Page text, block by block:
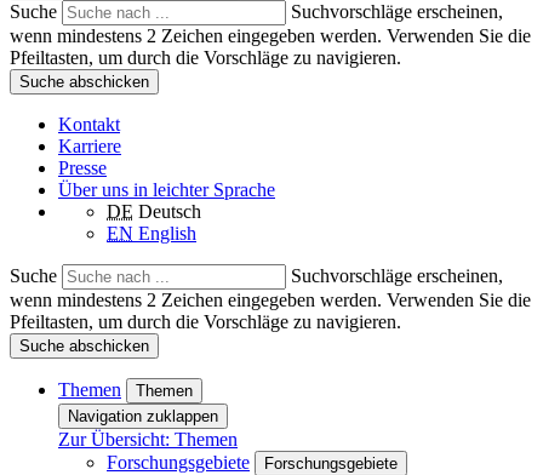
Suche
Suchvorschläge erscheinen,
wenn mindestens 2 Zeichen eingegeben werden. Verwenden Sie die
Pfeiltasten, um durch die Vorschläge zu navigieren.
Suche abschicken
Kontakt
Karriere
Presse
Über uns in leichter Sprache
DE Deutsch
EN English
Suche
Suchvorschläge erscheinen,
wenn mindestens 2 Zeichen eingegeben werden. Verwenden Sie die
Pfeiltasten, um durch die Vorschläge zu navigieren.
Suche abschicken
Themen
Themen
Navigation zuklappen
Zur Übersicht: Themen
Forschungsgebiete
Forschungsgebiete